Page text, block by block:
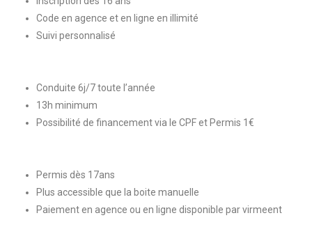
Code en agence et en ligne en illimité
Suivi personnalisé
Conduite 6j/7 toute l’année
13h minimum
Possibilité de financement via le CPF et Permis 1€
Permis dès 17ans
Plus accessible que la boite manuelle
Paiement en agence ou en ligne disponible par virmeent